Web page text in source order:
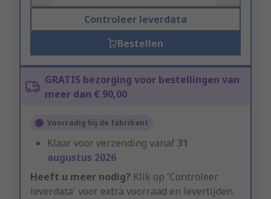
Controleer leverdata
Bestellen
GRATIS bezorging voor bestellingen van
meer dan € 90,00
Voorradig bij de fabrikant
Klaar voor verzending vanaf31
augustus 2026
Heeft u meer nodig? Klik op 'Controleer
leverdata' voor extra voorraad en levertijden.